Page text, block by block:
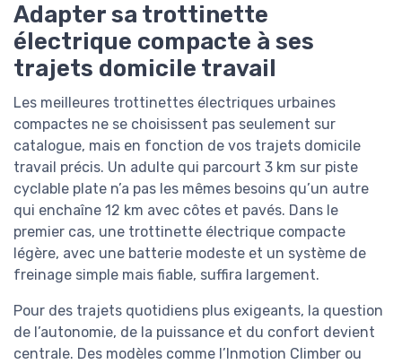
Adapter sa trottinette
électrique compacte à ses
trajets domicile travail
Les meilleures trottinettes électriques urbaines
compactes ne se choisissent pas seulement sur
catalogue, mais en fonction de vos trajets domicile
travail précis. Un adulte qui parcourt 3 km sur piste
cyclable plate n’a pas les mêmes besoins qu’un autre
qui enchaîne 12 km avec côtes et pavés. Dans le
premier cas, une trottinette électrique compacte
légère, avec une batterie modeste et un système de
freinage simple mais fiable, suffira largement.
Pour des trajets quotidiens plus exigeants, la question
de l’autonomie, de la puissance et du confort devient
centrale. Des modèles comme l’Inmotion Climber ou